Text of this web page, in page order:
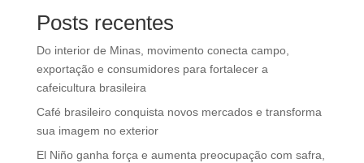
Posts recentes
Do interior de Minas, movimento conecta campo,
exportação e consumidores para fortalecer a
cafeicultura brasileira
Café brasileiro conquista novos mercados e transforma
sua imagem no exterior
El Niño ganha força e aumenta preocupação com safra,